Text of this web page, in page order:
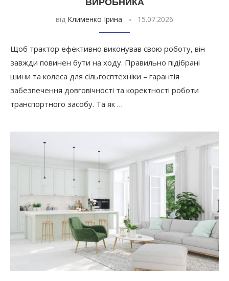
від Клименко Ірина 15.07.2026
Щоб трактор ефективно виконував свою роботу, він
завжди повинен бути на ходу. Правильно підібрані
шини та колеса для сільгосптехніки – гарантія
забезпечення довговічності та коректності роботи
транспортного засобу. Та як …